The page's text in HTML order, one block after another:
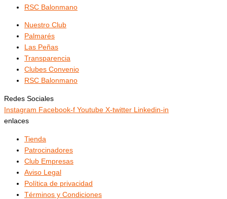
RSC Balonmano
Nuestro Club
Palmarés
Las Peñas
Transparencia
Clubes Convenio
RSC Balonmano
Redes Sociales
Instagram Facebook-f Youtube X-twitter
Linkedin-in
enlaces
Tienda
Patrocinadores
Club Empresas
Aviso Legal
Política de privacidad
Términos y Condiciones